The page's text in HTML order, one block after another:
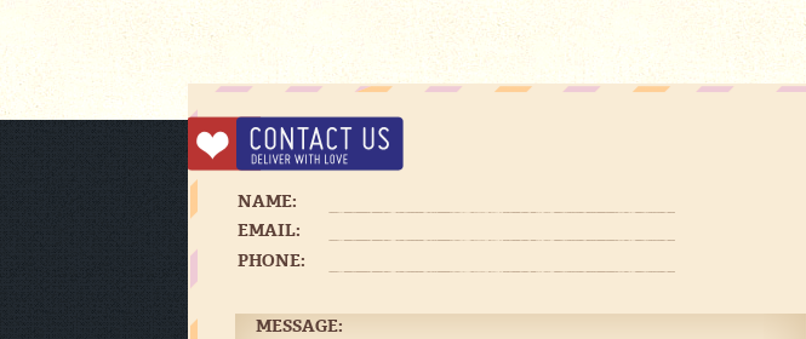
NAME:
EMAIL:
PHONE:
MESSAGE: